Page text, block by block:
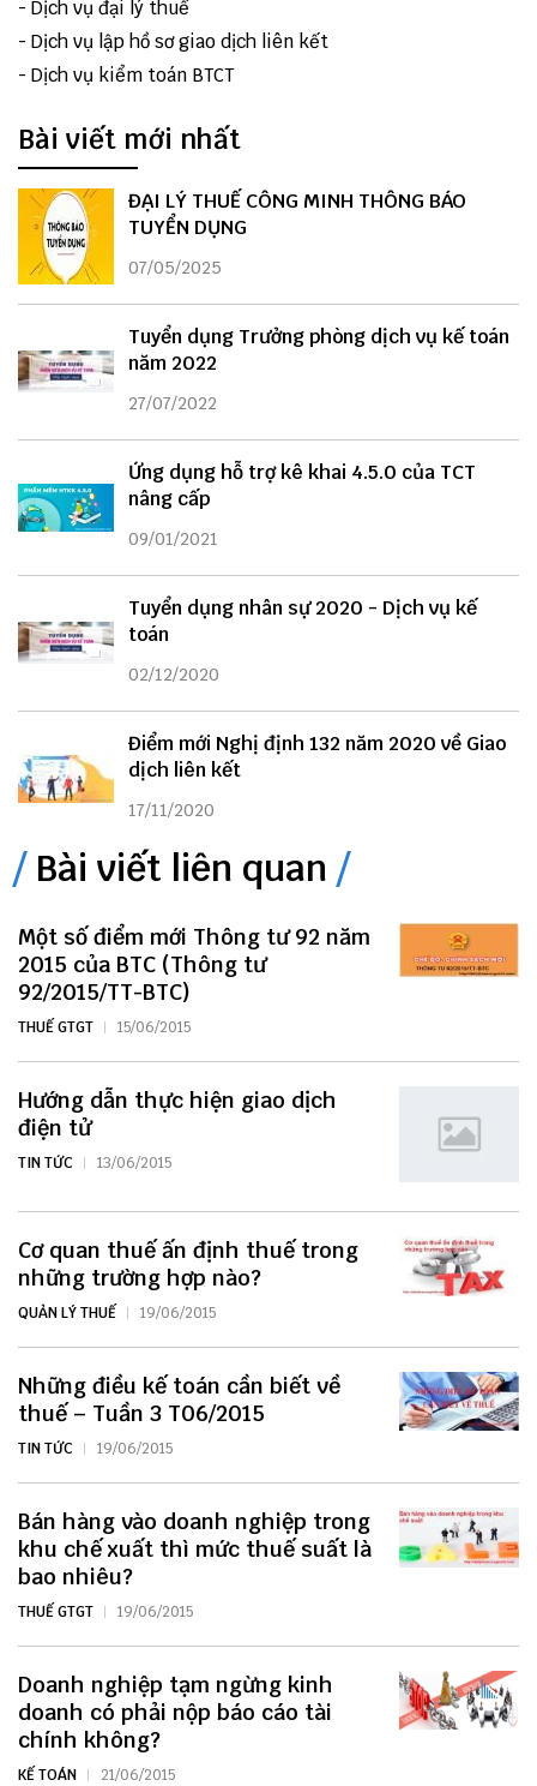
- Dịch vụ đại lý thuế
- Dịch vụ lập hồ sơ giao dịch liên kết
- Dịch vụ kiểm toán BTCT
Bài viết mới nhất
ĐẠI LÝ THUẾ CÔNG MINH THÔNG BÁO
TUYỂN DỤNG
07/05/2025
Tuyển dụng Trưởng phòng dịch vụ kế toán
năm 2022
27/07/2022
Ứng dụng hỗ trợ kê khai 4.5.0 của TCT
nâng cấp
09/01/2021
Tuyển dụng nhân sự 2020 - Dịch vụ kế
toán
02/12/2020
Điểm mới Nghị định 132 năm 2020 về Giao
dịch liên kết
17/11/2020
Bài viết liên quan
Một số điểm mới Thông tư 92 năm
2015 của BTC (Thông tư
92/2015/TT-BTC)
THUẾ GTGT 15/06/2015
Hướng dẫn thực hiện giao dịch
điện tử
TIN TỨC 13/06/2015
Cơ quan thuế ấn định thuế trong
những trường hợp nào?
QUẢN LÝ THUẾ 19/06/2015
Những điều kế toán cần biết về
thuế – Tuần 3 T06/2015
TIN TỨC 19/06/2015
Bán hàng vào doanh nghiệp trong
khu chế xuất thì mức thuế suất là
bao nhiêu?
THUẾ GTGT 19/06/2015
Doanh nghiệp tạm ngừng kinh
doanh có phải nộp báo cáo tài
chính không?
KẾ TOÁN 21/06/2015